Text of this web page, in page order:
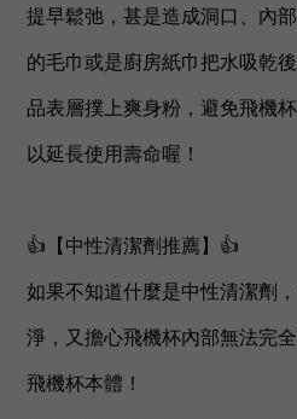
提早鬆弛，甚是造成洞口、內
的毛巾或是廚房紙巾把水吸乾
品表層撲上爽身粉，避免飛機
以延長使用壽命喔！
👍【中性清潔劑推薦】👍
如果不知道什麼是中性清潔劑
淨，又擔心飛機杯內部無法完
飛機杯本體！